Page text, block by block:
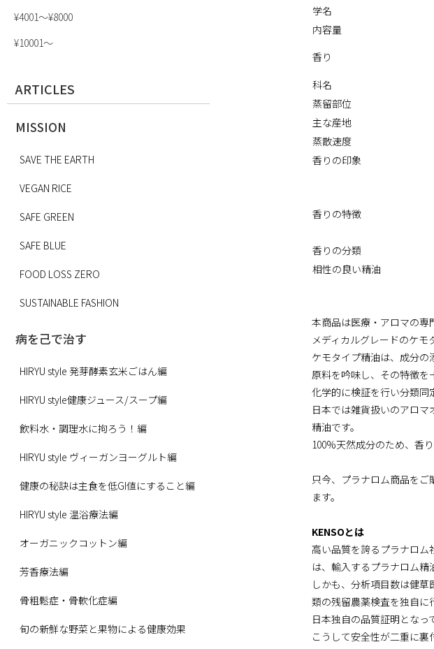
¥4001〜¥8000
¥10001〜
ARTICLES
MISSION
SAVE THE EARTH
VEGAN RICE
SAFE GREEN
SAFE BLUE
FOOD LOSS ZERO
SUSTAINABLE FASHION
病を己で治す
HIRYU style 発芽酵素玄米ごはん編
HIRYU style健康ジュース/スープ編
飲料水・調理水に拘ろう！編
HIRYU style ヴィーガンヨーグルト編
健康の秘訣は主食を低GI値にすること編
HIRYU style 温浴療法編
オーガニックコットン編
芳香療法編
骨粗鬆症・骨軟化症編
旬の新鮮な野菜と果物による健康効果
学名
内容量
香り
科名
蒸留部位
主な産地
蒸散速度
香りの印象
香りの特徴
香りの分類
相性の良い精油
本商品は医療・アロマの専
メディカルグレードのケモ
ケモタイプ精油は、成分の
原料を吟味し、その特徴を
化学的に検証を行い分類同
日本では雑貨扱いのアロ
精油です。
100%天然成分のため、香
只今、プラナロム商品を
ます。
KENSOとは
高い品質を誇るプラナロム
は、輸入するプラナロム精
しかも、分析項目数は健
類の残留農薬検査を独自に
日本独自の品質証明となっ
こうして安全性が二重に